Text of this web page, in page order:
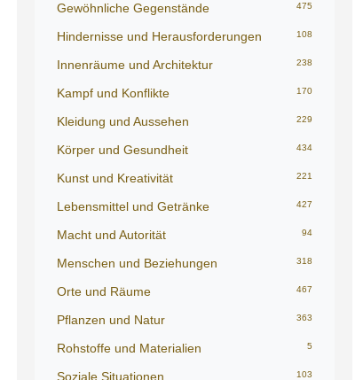
Gewöhnliche Gegenstände 475
Hindernisse und Herausforderungen 108
Innenräume und Architektur 238
Kampf und Konflikte 170
Kleidung und Aussehen 229
Körper und Gesundheit 434
Kunst und Kreativität 221
Lebensmittel und Getränke 427
Macht und Autorität 94
Menschen und Beziehungen 318
Orte und Räume 467
Pflanzen und Natur 363
Rohstoffe und Materialien 5
Soziale Situationen 103